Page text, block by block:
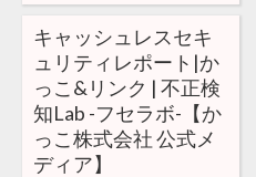
キャッシュレスセキ
ュリティレポート|か
っこ&リンク | 不正検
知Lab -フセラボ-【か
っこ株式会社 公式メ
ディア】